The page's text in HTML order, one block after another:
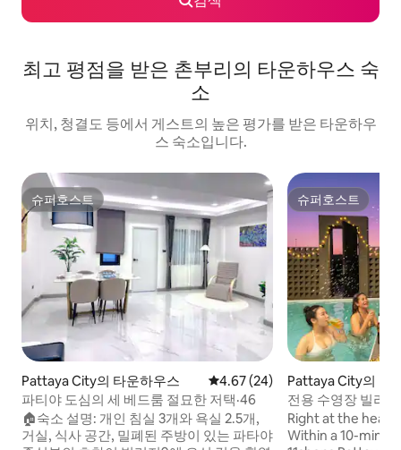
최고 평점을 받은 촌부리의 타운하우스 숙
소
위치, 청결도 등에서 게스트의 높은 평가를 받은 타운하우
스 숙소입니다.
슈퍼호스트
슈퍼호스트
Pattaya City의 타운하우스 평점 4.67점(5점 만점), 후기 24
4.67 (24)
파티야 도심의 세 베드룸 절묘한 저택·46
🏠숙소 설명: 개인 침실 3개와 욕실 2.5개,
거실, 식사 공간, 밀폐된 주방이 있는 파타야
슈퍼호스트
슈퍼호스트
Pattaya City의 타
전용 수영장 빌라|
안|바비큐|KTV
Right at the heart
Within a 10-